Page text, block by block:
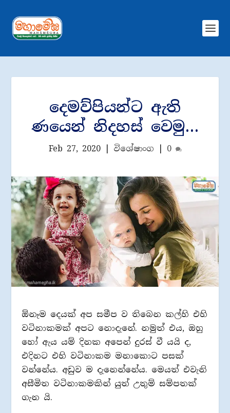
දෙමව්පියන්ට ඇති
ණයෙන් නිදහස් වෙමු…
Feb 27, 2020| විශේෂාංග 0
ඕනෑම දෙයක් අප සමීප ව තිබෙන කල්හි එහි
වටිනාකමක් අපට නොදැනේ. නමුත් එය, ඔහු
හෝ ඇය යම් දිනක අපෙන් දුරස් වී යයි ද,
එදිනට එහි වටිනාකම මනාකොට පසක්
වන්නේය. අඩුව ම දැනෙන්නේය. මෙයත් එවැනි
අසීමිත වටිනාකමකින් යුත් උතුම් සම්පතක්
ගැන යි.